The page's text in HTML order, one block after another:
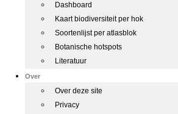
Dashboard
Kaart biodiversiteit per hok
Soortenlijst per atlasblok
Botanische hotspots
Literatuur
Over
Over deze site
Privacy